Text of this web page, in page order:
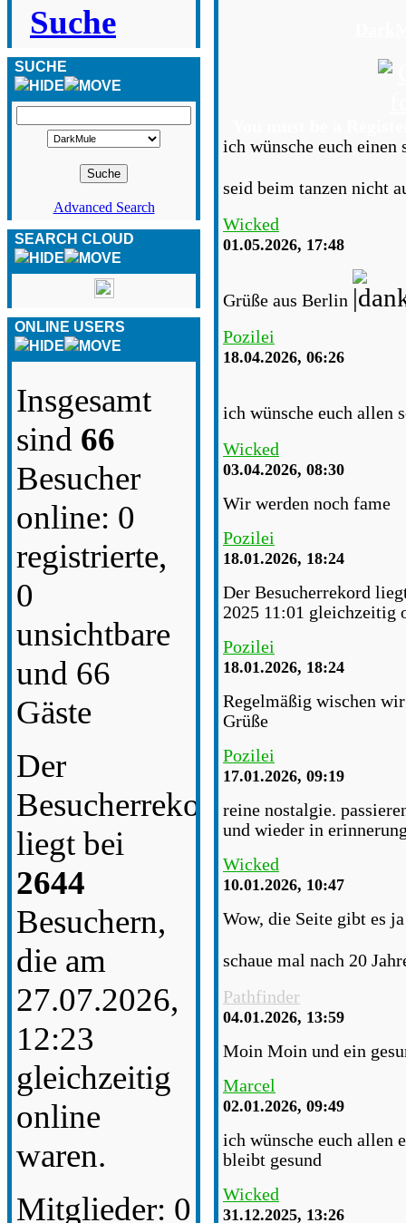
Suche
SUCHE
Advanced Search
SEARCH CLOUD
ONLINE USERS
Insgesamt
sind 66
Besucher
online: 0
registrierte,
0
unsichtbare
und 66
Gäste
Der
Besucherrekord
liegt bei
2644
Besuchern,
die am
27.07.2026,
12:23
gleichzeitig
online
waren.
Mitglieder: 0
ich wünsche euch
seid beim tanzen nicht
Wicked
01.05.2026, 17:48
Grüße aus Berlin
Pozilei
18.04.2026, 06:26
ich wünsche euch allen
Wicked
03.04.2026, 08:30
Wir werden noch fame
Pozilei
18.01.2026, 18:24
Der Besucherrekord
2025 11:01 gleichzeitig
Pozilei
18.01.2026, 18:24
Regelmäßig wischen
Grüße
Pozilei
17.01.2026, 09:19
reine nostalgie.
und wieder in
Wicked
10.01.2026, 10:47
Wow, die Seite gibt es
schaue mal nach 20
Pathfinder
04.01.2026, 13:59
Moin Moin und ein
Marcel
02.01.2026, 09:49
ich wünsche euch allen
bleibt gesund
Wicked
31.12.2025, 13:26